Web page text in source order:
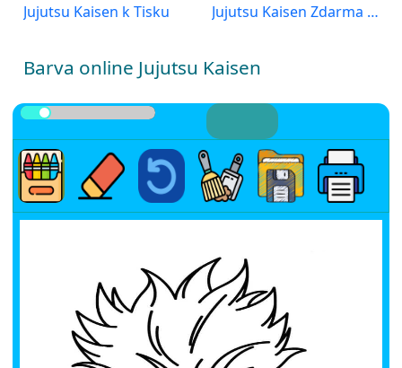
Jujutsu Kaisen k Tisku Jujutsu Kaisen Zdarma pro Děti
Barva online Jujutsu Kaisen